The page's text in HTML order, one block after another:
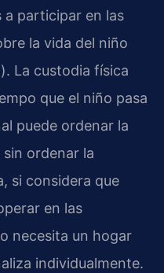
a participar en las
la vida del niño
La custodia física
que el niño pasa
puede ordenar la
ordenar la
si considera que
en las
necesita un hogar
individualmente.